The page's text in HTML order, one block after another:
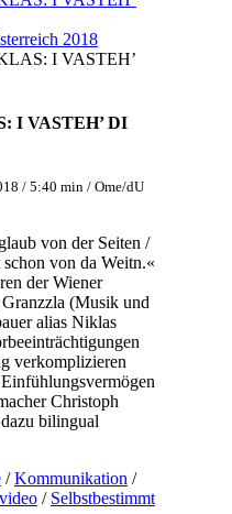
2018
I VASTEH’
I VASTEH’ DI
/ 5:40 min / Ome/dU
von der Seiten /
von da Weitn.«
der Wiener
(Musik und
alias Niklas
verkomplizieren
Christoph
bilingual
/Kommunikation /
/ Selbstbestimmt